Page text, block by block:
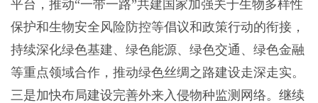
平台，推动“一带一路”共建国家加强关于生物多样性
保护和生物安全风险防控等倡议和政策行动的衔接，
持续深化绿色基建、绿色能源、绿色交通、绿色金融
等重点领域合作，推动绿色丝绸之路建设走深走实。
三是加快布局建设完善外来入侵物种监测网络。继续